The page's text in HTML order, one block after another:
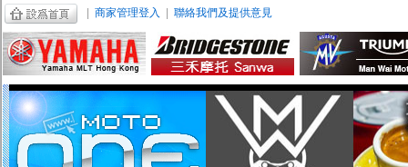
商家管理登入 聯絡我們及提供意見